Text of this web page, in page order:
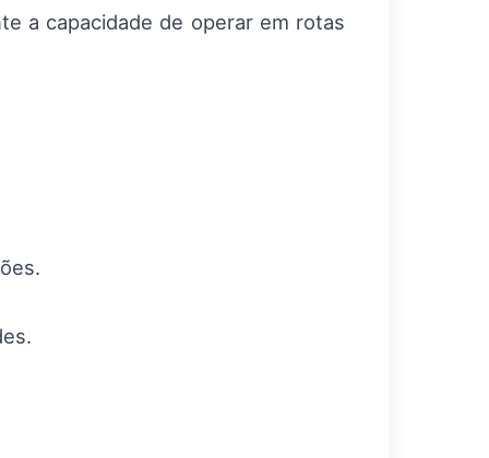
a capacidade de operar em rotas